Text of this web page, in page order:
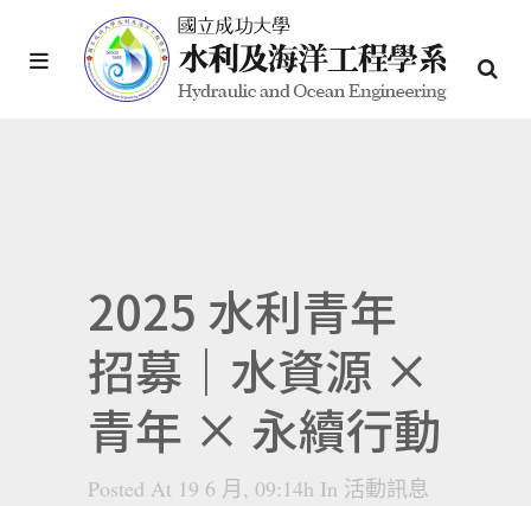
2025 水利青年
招募｜水資源 ×
青年 × 永續行動
Posted At 19 6 月, 09:14h In 活動訊息